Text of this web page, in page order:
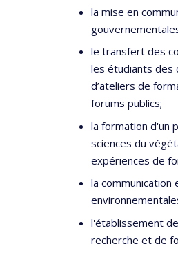
la mise en
le transfert des
les étudiants des
d’ateliers de
forums publics;
la formation d'un
sciences du
expériences de
la
l'établissement
recherche et de